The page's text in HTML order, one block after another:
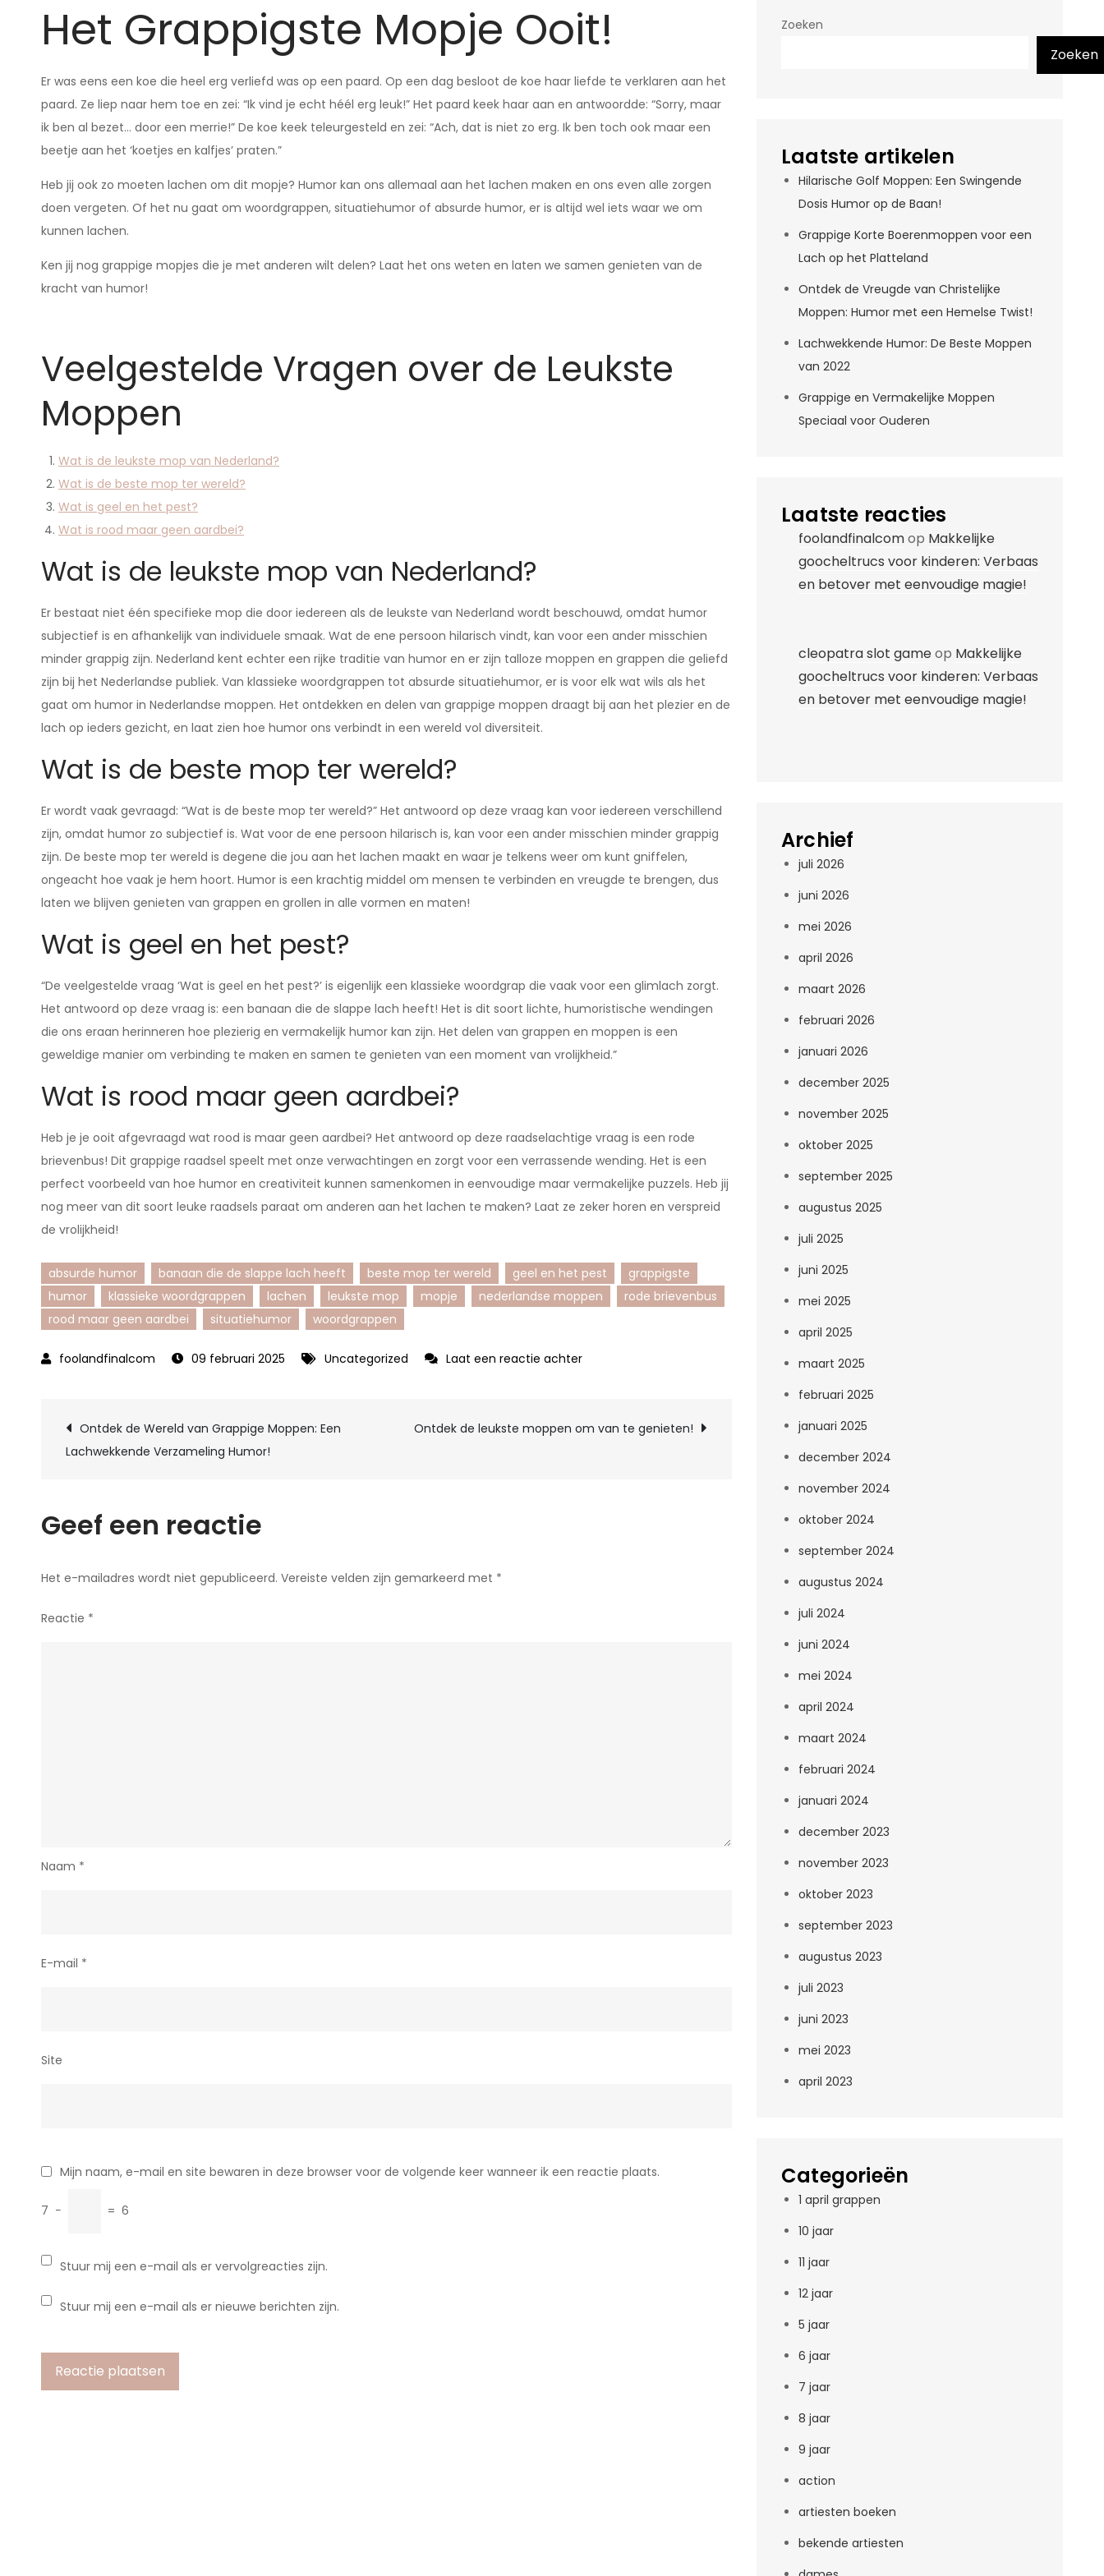
Het Grappigste Mopje Ooit!
Er was eens een koe die heel erg verliefd was op een paard. Op een dag besloot de koe haar liefde te verklaren aan het
paard. Ze liep naar hem toe en zei: “Ik vind je echt héél erg leuk!” Het paard keek haar aan en antwoordde: “Sorry, maar
ik ben al bezet… door een merrie!” De koe keek teleurgesteld en zei: “Ach, dat is niet zo erg. Ik ben toch ook maar een
beetje aan het ‘koetjes en kalfjes’ praten.”
Heb jij ook zo moeten lachen om dit mopje? Humor kan ons allemaal aan het lachen maken en ons even alle zorgen
doen vergeten. Of het nu gaat om woordgrappen, situatiehumor of absurde humor, er is altijd wel iets waar we om
kunnen lachen.
Ken jij nog grappige mopjes die je met anderen wilt delen? Laat het ons weten en laten we samen genieten van de
kracht van humor!
Veelgestelde Vragen over de Leukste
Moppen
Wat is de leukste mop van Nederland?
Wat is de beste mop ter wereld?
Wat is geel en het pest?
Wat is rood maar geen aardbei?
Wat is de leukste mop van Nederland?
Er bestaat niet één specifieke mop die door iedereen als de leukste van Nederland wordt beschouwd, omdat humor
subjectief is en afhankelijk van individuele smaak. Wat de ene persoon hilarisch vindt, kan voor een ander misschien
minder grappig zijn. Nederland kent echter een rijke traditie van humor en er zijn talloze moppen en grappen die geliefd
zijn bij het Nederlandse publiek. Van klassieke woordgrappen tot absurde situatiehumor, er is voor elk wat wils als het
gaat om humor in Nederlandse moppen. Het ontdekken en delen van grappige moppen draagt bij aan het plezier en de
lach op ieders gezicht, en laat zien hoe humor ons verbindt in een wereld vol diversiteit.
Wat is de beste mop ter wereld?
Er wordt vaak gevraagd: “Wat is de beste mop ter wereld?” Het antwoord op deze vraag kan voor iedereen verschillend
zijn, omdat humor zo subjectief is. Wat voor de ene persoon hilarisch is, kan voor een ander misschien minder grappig
zijn. De beste mop ter wereld is degene die jou aan het lachen maakt en waar je telkens weer om kunt gniffelen,
ongeacht hoe vaak je hem hoort. Humor is een krachtig middel om mensen te verbinden en vreugde te brengen, dus
laten we blijven genieten van grappen en grollen in alle vormen en maten!
Wat is geel en het pest?
“De veelgestelde vraag ‘Wat is geel en het pest?’ is eigenlijk een klassieke woordgrap die vaak voor een glimlach zorgt.
Het antwoord op deze vraag is: een banaan die de slappe lach heeft! Het is dit soort lichte, humoristische wendingen
die ons eraan herinneren hoe plezierig en vermakelijk humor kan zijn. Het delen van grappen en moppen is een
geweldige manier om verbinding te maken en samen te genieten van een moment van vrolijkheid.”
Wat is rood maar geen aardbei?
Heb je je ooit afgevraagd wat rood is maar geen aardbei? Het antwoord op deze raadselachtige vraag is een rode
brievenbus! Dit grappige raadsel speelt met onze verwachtingen en zorgt voor een verrassende wending. Het is een
perfect voorbeeld van hoe humor en creativiteit kunnen samenkomen in eenvoudige maar vermakelijke puzzels. Heb jij
nog meer van dit soort leuke raadsels paraat om anderen aan het lachen te maken? Laat ze zeker horen en verspreid
de vrolijkheid!
absurde humor banaan die de slappe lach heeft beste mop ter wereld geel en het pest
grappigste
humor
klassieke woordgrappen lachen leukste mop mopje nederlandse moppen
rode brievenbus
rood maar geen aardbei
situatiehumor woordgrappen
09 februari 2025 Uncategorized Laat een reactie achterop
Mop:
Berichtnavigatie
Ontdek de Wereld van Grappige Moppen: Een
Lachwekkende Verzameling Humor!
Ontdek de leukste moppen om van te genieten!
Geef een reactie
Het e-mailadres wordt niet gepubliceerd. Vereiste velden zijn gemarkeerd met *
Reactie *
Naam *
E-mail *
Site
Mijn naam, e-mail en site bewaren in deze browser voor de volgende keer wanneer ik een reactie plaats.
7 − = 6
Stuur mij een e-mail als er vervolgreacties zijn.
Stuur mij een e-mail als er nieuwe berichten zijn.
Zoeken
Zoeken
Laatste artikelen
Hilarische Golf Moppen: Een Swingende
Dosis Humor op de Baan!
Grappige Korte Boerenmoppen voor een
Lach op het Platteland
Ontdek de Vreugde van Christelijke
Moppen: Humor met een Hemelse Twist!
Lachwekkende Humor: De Beste Moppen
van 2022
Grappige en Vermakelijke Moppen
Speciaal voor Ouderen
Laatste reacties
foolandfinalcomop Makkelijke
goocheltrucs voor kinderen: Verbaas
en betover met eenvoudige magie!
cleopatra slot gameop Makkelijke
goocheltrucs voor kinderen: Verbaas
en betover met eenvoudige magie!
Archief
juli 2026
juni 2026
mei 2026
april 2026
maart 2026
februari 2026
januari 2026
december 2025
november 2025
oktober 2025
september 2025
augustus 2025
juli 2025
juni 2025
mei 2025
april 2025
maart 2025
februari 2025
januari 2025
december 2024
november 2024
oktober 2024
september 2024
augustus 2024
juli 2024
juni 2024
mei 2024
april 2024
maart 2024
februari 2024
januari 2024
december 2023
november 2023
oktober 2023
september 2023
augustus 2023
juli 2023
juni 2023
mei 2023
april 2023
Categorieën
1 april grappen
10 jaar
11 jaar
12 jaar
5 jaar
6 jaar
7 jaar
8 jaar
9 jaar
action
artiesten boeken
bekende artiesten